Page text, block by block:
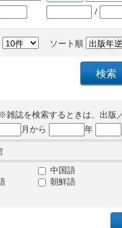
/
ソート順
※雑誌を検索するときは、出版
月から 年
中国語
朝鮮語